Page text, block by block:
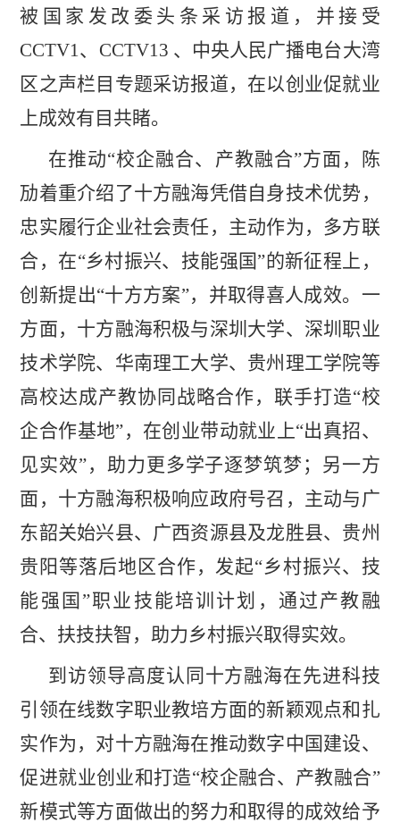
被国家发改委头条采访报道，并接受
CCTV1、CCTV13 、中央人民广播电台大湾
区之声栏目专题采访报道，在以创业促就业
上成效有目共睹。
在推动“校企融合、产教融合”方面，陈
劢着重介绍了十方融海凭借自身技术优势，
忠实履行企业社会责任，主动作为，多方联
合，在“乡村振兴、技能强国”的新征程上，
创新提出“十方方案”，并取得喜人成效。一
方面，十方融海积极与深圳大学、深圳职业
技术学院、华南理工大学、贵州理工学院等
高校达成产教协同战略合作，联手打造“校
企合作基地”，在创业带动就业上“出真招、
见实效”，助力更多学子逐梦筑梦；另一方
面，十方融海积极响应政府号召，主动与广
东韶关始兴县、广西资源县及龙胜县、贵州
贵阳等落后地区合作，发起“乡村振兴、技
能强国”职业技能培训计划，通过产教融
合、扶技扶智，助力乡村振兴取得实效。
到访领导高度认同十方融海在先进科技
引领在线数字职业教培方面的新颖观点和扎
实作为，对十方融海在推动数字中国建设、
促进就业创业和打造“校企融合、产教融合”
新模式等方面做出的努力和取得的成效给予